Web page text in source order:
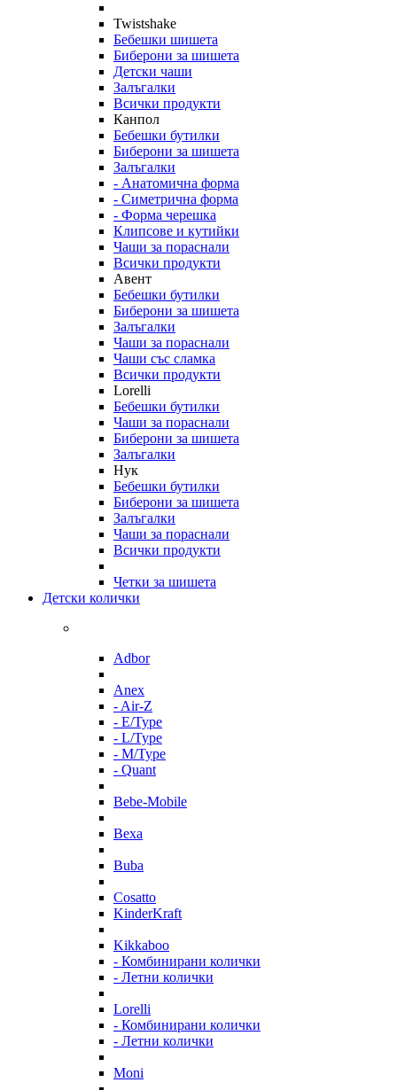
Twistshake
Бебешки шишета
Биберони за шишета
Детски чаши
Залъгалки
Всички продукти
Канпол
Бебешки бутилки
Биберони за шишета
Залъгалки
- Анатомична форма
- Симетрична форма
- Форма черешка
Клипсове и кутийки
Чаши за пораснали
Всички продукти
Авент
Бебешки бутилки
Биберони за шишета
Залъгалки
Чаши за пораснали
Чаши със сламка
Всички продукти
Lorelli
Бебешки бутилки
Чаши за пораснали
Биберони за шишета
Залъгалки
Нук
Бебешки бутилки
Биберони за шишета
Залъгалки
Чаши за пораснали
Всички продукти
Четки за шишета
Детски колички
Adbor
Anex
- Air-Z
- E/Type
- L/Type
- M/Type
- Quant
Bebe-Mobile
Bexa
Buba
Cosatto
KinderKraft
Kikkaboo
- Комбинирани колички
- Летни колички
Lorelli
- Комбинирани колички
- Летни колички
Moni